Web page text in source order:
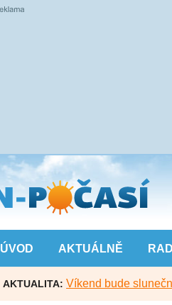
ÚVOD AKTUÁLNĚ
AKTUALITA: Víkend bude